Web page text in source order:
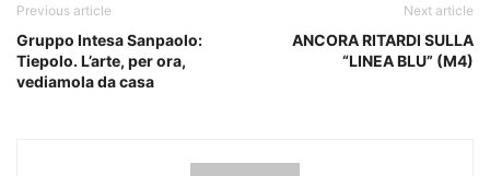
Previous article
Gruppo Intesa Sanpaolo:
Tiepolo. L’arte, per ora,
vediamola da casa
Next article
ANCORA RITARDI SULLA
“LINEA BLU” (M4)